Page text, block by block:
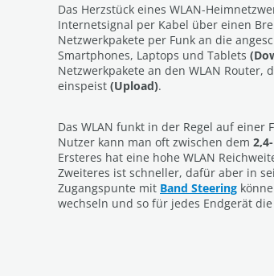
Das Herzstück eines WLAN-
Internetsignal per Kabel über einen
Netzwerkpakete per Funk an die
Smartphones, Laptops und Tablets
Netzwerkpakete an den WLAN
einspeist (Upload).
Das WLAN funkt in der Regel auf einer
Nutzer kann man oft zwischen dem
Ersteres hat eine hohe WLAN
Zweiteres ist schneller, dafür aber in
Zugangspunte mit Band Steering
wechseln und so für jedes Endgerät